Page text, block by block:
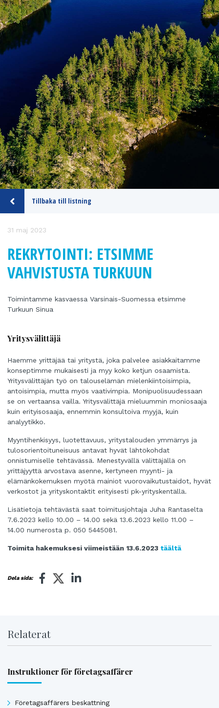
Tillbaka till listning
31 maj 2023
REKRYTOINTI: ETSIMME
VAHVISTUSTA TURKUUN
Toimintamme kasvaessa Varsinais-Suomessa etsimme
Turkuun Sinua
Yritysvälittäjä
Haemme yrittäjää tai yritystä, joka palvelee asiakkaitamme
konseptimme mukaisesti ja myy koko ketjun osaamista.
Yritysvälittäjän työ on talouselämän mielenkiintoisimpia,
antoisimpia, mutta myös vaativimpia. Monipuolisuudessaan
se on vertaansa vailla. Yritysvälittäjä mieluummin moniosaaja
kuin erityisosaaja, ennemmin konsultoiva myyjä, kuin
analyytikko.
Myyntihenkisyys, luotettavuus, yritystalouden ymmärrys ja
tulosorientoituneisuus antavat hyvät lähtökohdat
onnistumiselle tehtävässä. Menestyvällä välittäjällä on
yrittäjyyttä arvostava asenne, kertyneen myynti- ja
elämänkokemuksen myötä mainiot vuorovaikutustaidot, hyvät
verkostot ja yrityskontaktit erityisesti pk-yrityskentällä.
Lisätietoja tehtävästä saat toimitusjohtaja Juha Rantaselta
7.6.2023 kello 10.00 – 14.00 sekä 13.6.2023 kello 11.00 –
14.00 numerosta p. 050 5445081.
Toimita hakemuksesi viimeistään 13.6.2023 täältä
Dela sida:
Relaterat
Instruktioner för företagsaffärer
Företagsaffärers beskattning